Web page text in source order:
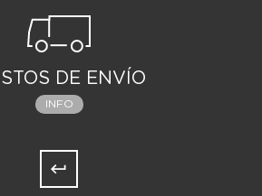
DE ENVÍO
INFO